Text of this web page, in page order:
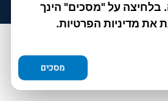
בלחיצה על "מסכים" הינך
את מדיניות הפרטיות.
מסכים